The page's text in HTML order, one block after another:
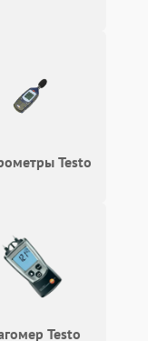
Подробнее →
Виброметры Testo
Testo